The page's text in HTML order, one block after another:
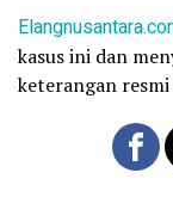
kasus ini dan
keterangan